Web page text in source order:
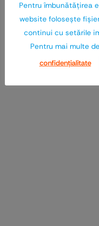
Pentru îmbunătăţirea
website foloseşte
continui cu setările
Pentru mai multe
confidenţialitate